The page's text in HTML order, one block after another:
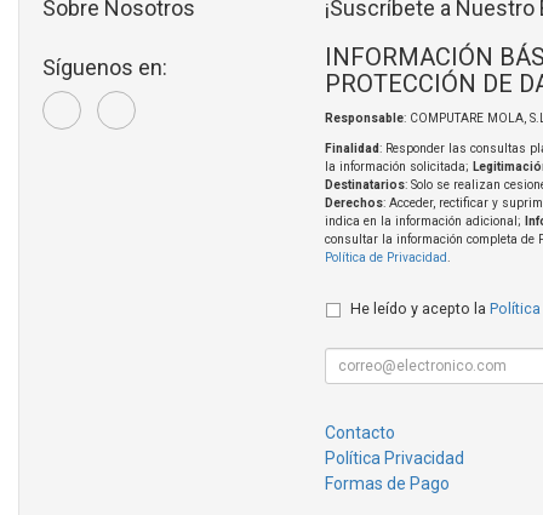
Sobre Nosotros
Síguenos en:
¡Suscríbete a Nuestro
INFORMACIÓN
PROTECCIÓN DE
Responsable: COMPUTARE MOLA,
Finalidad: Responder las consultas
la información solicitada;
Destinatarios: Solo se realizan
Derechos: Acceder, rectificar y
indica en la información adicional;
consultar la información completa de
Política de Privacidad
He leído y acepto la Política
Contacto
Política Privacidad
Formas de Pago